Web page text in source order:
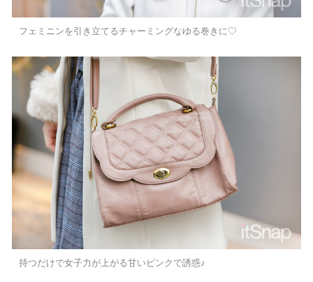
フェミニンを引き立てるチャーミングなゆる巻きに♡
持つだけで女子力が上がる甘いピンクで誘惑♪